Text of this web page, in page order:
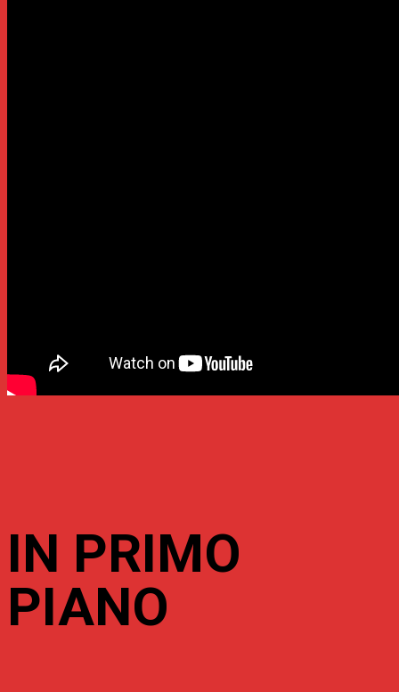
IN PRIMO
PIANO